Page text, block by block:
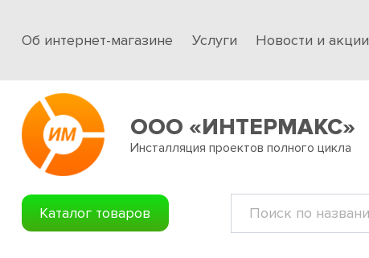
Об интернет-магазине Услуги Новости и акции
ООО «ИНТЕРМАКС»
Инсталляция проектов полного цикла
Каталог товаров